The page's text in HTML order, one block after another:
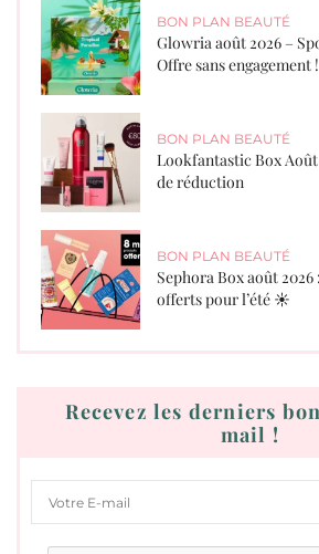
BON PLAN BEAUTÉ
Glowria août 2026 –
Offre sans engagement !
BON PLAN BEAUTÉ
Lookfantastic Box
de réduction
BON PLAN BEAUTÉ
Sephora Box août
offerts pour l’été ☀️
Recevez les derniers
mail !